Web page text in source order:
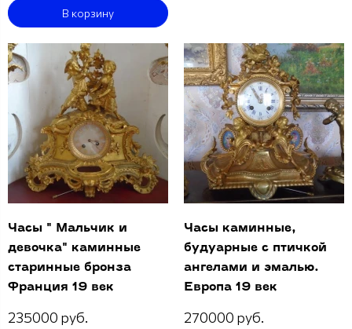
В корзину
Часы " Мальчик и
девочка" каминные
старинные бронза
Франция 19 век
235000 руб.
Часы каминные,
будуарные с птичкой
ангелами и эмалью.
Европа 19 век
270000 руб.